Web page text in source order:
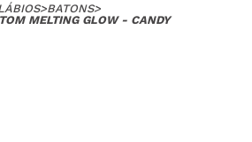
>BATONS>
MELTING GLOW - CANDY